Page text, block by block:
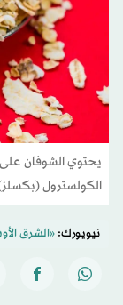
يحتوي الشوفان
الكولسترول
نيويورك:«الشرق